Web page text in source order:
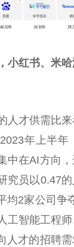
小红书、米
人才供需比
年上半年
中在AI方向
究员以0.47
均2家公司争
工智能工程师
人才的招聘